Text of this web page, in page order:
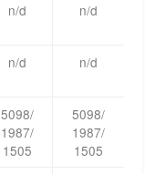
n/d n/d
n/d n/d
5098/
1987/
1505
5098/
1987/
1505